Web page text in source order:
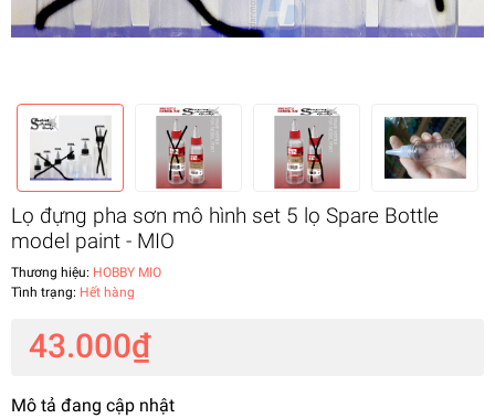
Lọ đựng pha sơn mô hình set 5 lọ Spare Bottle
model paint - MIO
Thương hiệu: HOBBY MIO
Tình trạng: Hết hàng
43.000₫
Mô tả đang cập nhật